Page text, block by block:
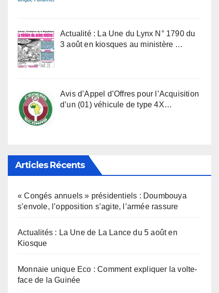
Actualité : La Une du Lynx N° 1790 du
3 août en kiosques au ministère …
Avis d’Appel d’Offres pour l’Acquisition
d’un (01) véhicule de type 4X…
Articles Récents
« Congés annuels » présidentiels : Doumbouya
s’envole, l’opposition s’agite, l’armée rassure
Actualités : La Une de La Lance du 5 août en
Kiosque
Monnaie unique Eco : Comment expliquer la volte-
face de la Guinée